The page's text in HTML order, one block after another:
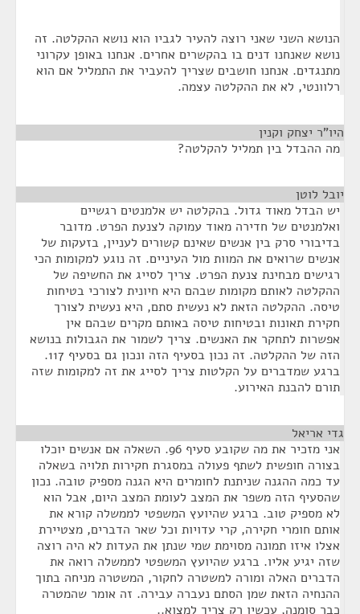
הנושא השני שאני רוצה להעיר לגביו הוא נושא ההקלטה. זה
נושא שאנחנו דנים בו בהקשרים אחרים. אנחנו באופן עקרוני
מתנגדים. אנחנו חושבים שצריך להעביר את התמליל אם הוא
רלוונטי, לא את ההקלטה עצמה.
היו"ר יצחק וקנין
מה ההבדל בין תמליל להקלטה?
יובל לוטן
יש הבדל מאוד גדול. בהקלטה יש אלמנטים רגשיים
ואלמנטים של חדירה מאוד עמוקה לצנעת הפרט. מדובר
בדיבורי סרק בין אנשים שאינם קשורים לעניין, בזעקות של
אנשים שרואים את המוות מול העיניים. זה נוגע למקומות הכי
רגישים מבחינת צנעת הפרט. צריך לסייג את החשיפה של
ההקלטה לאותם מקומות שבהם היא חיונית לצורכי בטיחות
טיסה. ההקלטה הזאת לא נעשית סתם, היא נעשית לצורך
חקירת תאונות ובטיחות טיסה באותם מקרים שבהם אין
אפשרות לתחקר את האנשים. צריך לשמור את הגבולות בנושא
הזה של ההקלטה. זה נכון בסעיף הזה ונכון גם בסעיף 117.
ברגע שמדברים על הקלטות צריך לסייג את זה למקומות שזה
תורם להבנת האירוע.
גדי אריאל
אני מזכיר את מה שקובע סעיף 96. השאלה אם אנשים יוכלו
בצורה חופשית לשתף פעולה במסגרת חקירות תלויה בשאלה
עד כמה ההגנה שניתנת לחומרים היא הגנה מספיק טובה. נכון
שהסעיף הזה משפר את המצב לעומת המצב היום, אבל הוא
לא מספיק טוב. ברגע שהיועץ המשפטי לממשלה קורא את
אותם חומרי חקירה, קרי עדויות וכל שאר הדברים, מצטיירת
אצלו איזו תמונה מסוימת שמי שנתן את העדות לא היה רוצה
שזה יגיע אליו. ברגע שהיועץ המשפטי לממשלה רואה את
הדברים האלה ומורה למשטרה לחקור, המשטרה מניחה בתוך
ההנחיה הזאת שמן הסתם נעברה עבירה. זה אומר שהמטרה
כבר סומנה, עכשיו רק צריך למצוא..